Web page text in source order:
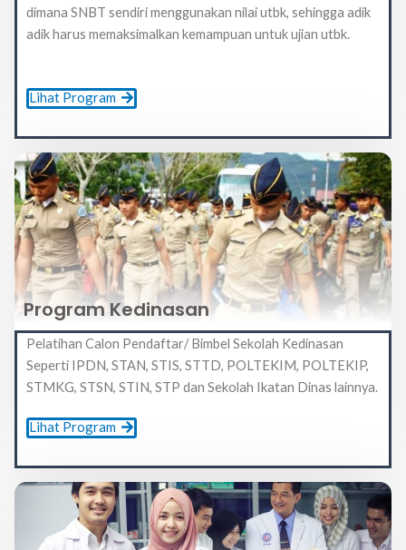
dimana SNBT sendiri menggunakan nilai utbk, sehingga adik
adik harus memaksimalkan kemampuan untuk ujian utbk.
Lihat Program
Program Kedinasan
Pelatihan Calon Pendaftar/ Bimbel Sekolah Kedinasan
Seperti IPDN, STAN, STIS, STTD, POLTEKIM, POLTEKIP,
STMKG, STSN, STIN, STP dan Sekolah Ikatan Dinas lainnya.
Lihat Program